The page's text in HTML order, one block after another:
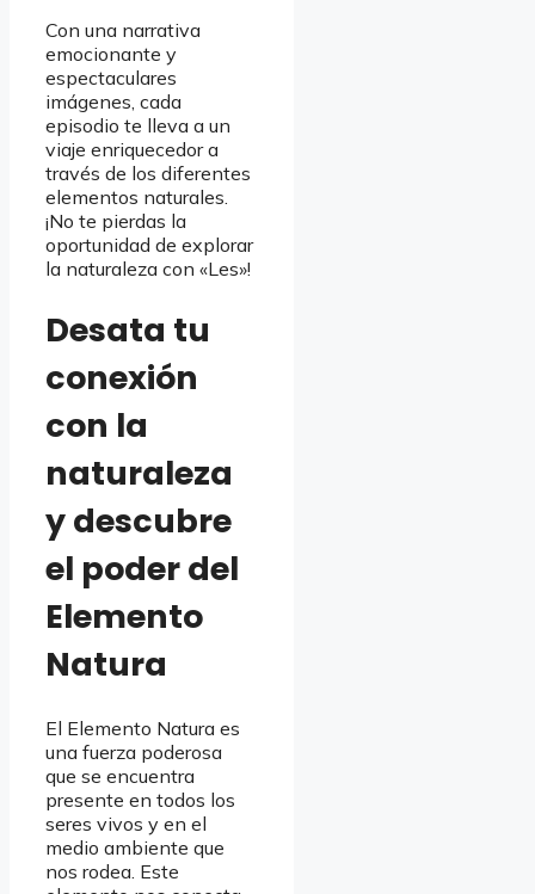
Con una narrativa
emocionante y
espectaculares
imágenes, cada
episodio te lleva a un
viaje enriquecedor a
través de los diferentes
elementos naturales.
¡No te pierdas la
oportunidad de explorar
la naturaleza con «Les»!
Desata tu
conexión
con la
naturaleza
y descubre
el poder del
Elemento
Natura
El Elemento Natura es
una fuerza poderosa
que se encuentra
presente en todos los
seres vivos y en el
medio ambiente que
nos rodea. Este